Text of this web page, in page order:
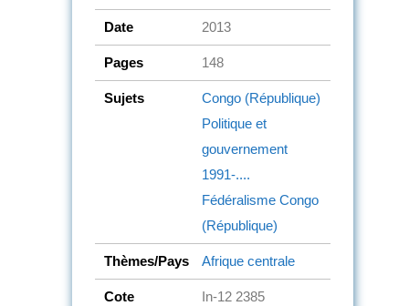
Date 2013
Pages 148
Sujets
Congo (République)
Politique et
gouvernement
1991-....
Fédéralisme Congo
(République)
Thèmes/Pays Afrique centrale
Cote In-12 2385